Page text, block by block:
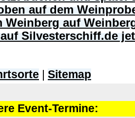
auf dem
Weinberg auf
Silvesterschiff.de
Sitemap
Event-Termine: